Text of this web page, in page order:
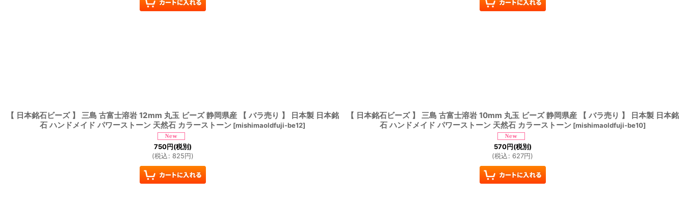
【 日本銘石ビーズ 】 三島 古富士溶岩 12mm 丸玉 ビーズ 静岡県産 【 バラ売り 】 日本製 日本銘
石 ハンドメイド パワーストーン 天然石 カラーストーン [mishimaoldfuji-be12]
750円(税別)
(税込: 825円)
【 日本銘石ビーズ 】 三島 古富士溶岩 10mm 丸玉 ビーズ 静岡県産 【 バラ売り 】 日本製 日本銘
石 ハンドメイド パワーストーン 天然石 カラーストーン [mishimaoldfuji-be10]
570円(税別)
(税込: 627円)